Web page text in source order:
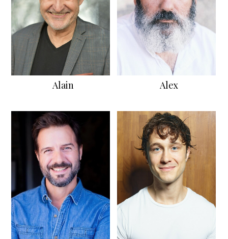
Alain Alex